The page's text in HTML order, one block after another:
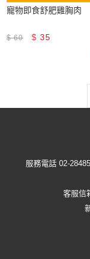
寵物即食舒肥雞胸肉
$60 $ 35
服務電話 02-
客服信